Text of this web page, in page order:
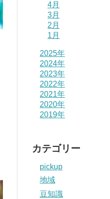
4月
3月
2月
1月
2025年
2024年
2023年
2022年
2021年
2020年
2019年
カテゴリー
pickup
地域
豆知識